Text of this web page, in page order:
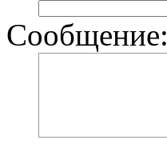
Сообщение: